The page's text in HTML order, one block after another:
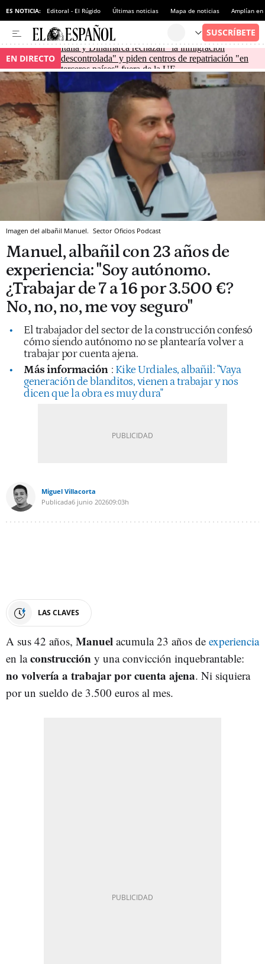
ES NOTICIA: Editoral - El Rúgido Últimas noticias Mapa de noticias Amplían
EN DIRECTO
Italia y Dinamarca rechazan "la inmigración
descontrolada" y piden centros de repatriación "en
terceros países" fuera de la UE
Imagen del albañil Manuel. Sector Oficios Podcast
Manuel, albañil con 23 años de
experiencia: "Soy autónomo.
¿Trabajar de 7 a 16 por 3.500 €?
No, no, no, me voy seguro"
El trabajador del sector de la construcción confesó
cómo siendo autónomo no se plantearía volver a
trabajar por cuenta ajena.
Más información : Kike Urdiales, albañil: "Vaya
generación de blanditos, vienen a trabajar y nos
dicen que la obra es muy dura"
Miguel Villacorta
Publicada6 junio 202609:03h
LAS CLAVES
A sus 42 años, Manuel acumula 23 años de experiencia
en laconstrucción y una convicción inquebrantable:
no volvería a trabajar por cuenta ajena. Ni siquiera
por un sueldo de 3.500 euros al mes.